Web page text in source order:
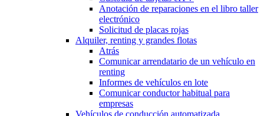
Anotación de reparaciones en el libro taller
electrónico
Solicitud de placas rojas
Alquiler, renting y grandes flotas
Atrás
Comunicar arrendatario de un vehículo en
renting
Informes de vehículos en lote
Comunicar conductor habitual para
empresas